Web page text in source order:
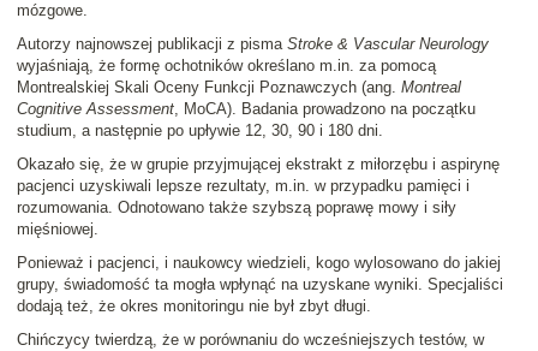
mózgowe.
Autorzy najnowszej publikacji z pismaStroke & Vascular Neurology
wyjaśniają, że formę ochotników określano m.in. za pomocą
Montrealskiej Skali Oceny Funkcji Poznawczych (ang. Montreal
Cognitive Assessment, MoCA). Badania prowadzono na początku
studium, a następnie po upływie 12, 30, 90 i 180 dni.
Okazało się, że w grupie przyjmującej ekstrakt z miłorzębu i aspirynę
pacjenci uzyskiwali lepsze rezultaty, m.in. w przypadku pamięci i
rozumowania. Odnotowano także szybszą poprawę mowy i siły
mięśniowej.
Ponieważ i pacjenci, i naukowcy wiedzieli, kogo wylosowano do jakiej
grupy, świadomość ta mogła wpłynąć na uzyskane wyniki. Specjaliści
dodają też, że okres monitoringu nie był zbyt długi.
Chińczycy twierdzą, że w porównaniu do wcześniejszych testów, w